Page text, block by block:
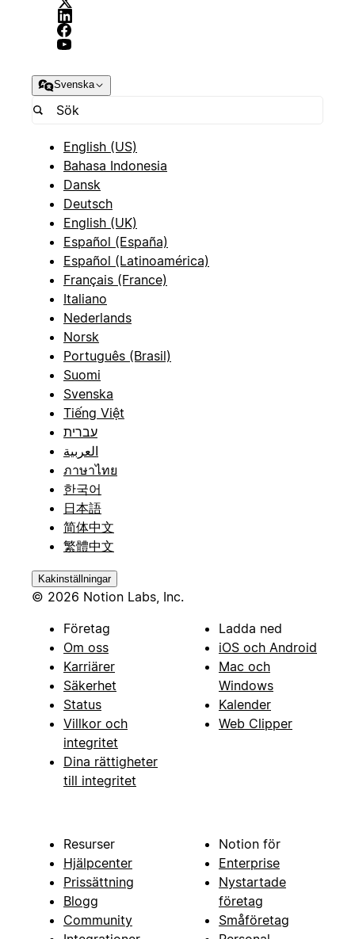
Svenska
English (US)
Bahasa Indonesia
Dansk
Deutsch
English (UK)
Español (España)
Español (Latinoamérica)
Français (France)
Italiano
Nederlands
Norsk
Português (Brasil)
Suomi
Svenska
Tiếng Việt
עברית
العربية
ภาษาไทย
한국어
日本語
简体中文
繁體中文
Kakinställningar
© 2026 Notion Labs, Inc.
Företag
Om oss
Karriärer
Säkerhet
Status
Villkor och
integritet
Dina rättigheter
till integritet
Ladda ned
iOS och Android
Mac och
Windows
Kalender
Web Clipper
Resurser
Hjälpcenter
Prissättning
Blogg
Community
Notion för
Enterprise
Nystartade
företag
Småföretag